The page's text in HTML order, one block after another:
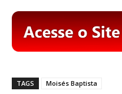
TAGS Moisés Baptista